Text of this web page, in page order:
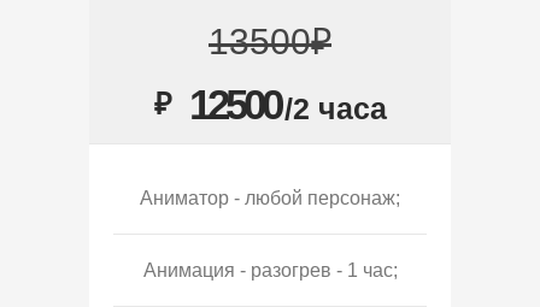
13500₽
₽ 12500/2 часа
Аниматор - любой персонаж;
Анимация - разогрев - 1 час;